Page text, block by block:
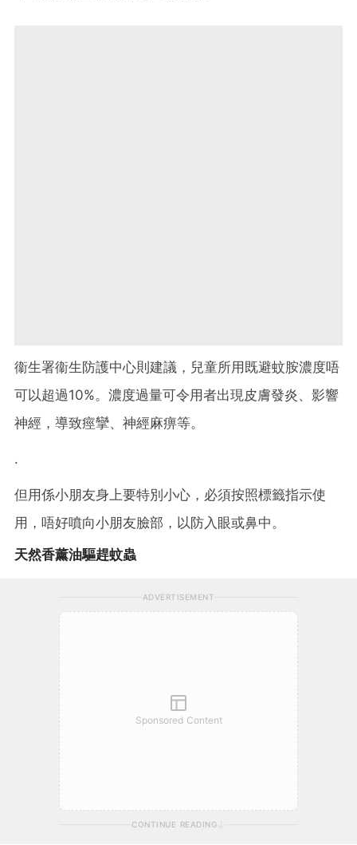
衞生署衞生防護中心則建議，兒童所用既避蚊胺濃度唔
可以超過10%。濃度過量可令用者出現皮膚發炎、影響
神經，導致痙攣、神經麻痹等。
.
但用係小朋友身上要特別小心，必須按照標籤指示使
用，唔好噴向小朋友臉部，以防入眼或鼻中。
天然香薰油驅趕蚊蟲
ADVERTISEMENT
Sponsored Content
CONTINUE READING